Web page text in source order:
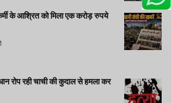
के आश्रित को मिला एक करोड़ रुपये
रोप रही चाची की कुदाल से हमला कर